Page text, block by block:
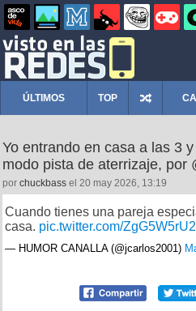
ÚLTIMOS TOP
Yo entrando en casa a las 3
modo pista de aterrizaje, por
por chuckbass el 20 may 2026, 13:19
Cuando tienes una pareja
casa. pic.twitter.com/
— HUMOR CANALLA (@jcarlos2001)